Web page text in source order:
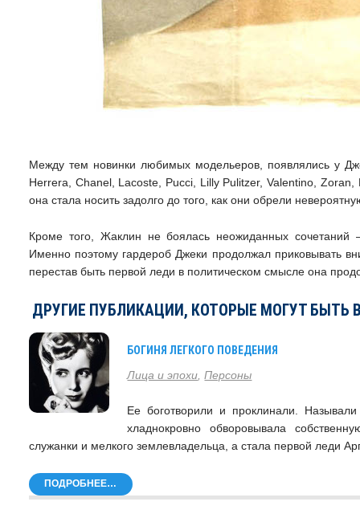
Между тем новинки любимых модельеров, появлялись у
Herrera, Chanel, Lacoste, Pucci, Lilly Pulitzer, Valentino,
она стала носить задолго до того, как они обрели
Кроме того, Жаклин не боялась неожиданных
Именно поэтому гардероб Джеки продолжал приковывать
перестав быть первой леди в политическом смысле она
ДРУГИЕ ПУБЛИКАЦИИ, КОТОРЫЕ МОГУТ БЫТЬ
БОГИНЯ ЛЕГКОГО ПОВЕДЕНИЯ
Лица и эпохи ,Персоны
Ее боготворили и проклинали.
хладнокровно обворовывала
служанки и мелкого землевладельца, а стала первой леди
ПОДРОБНЕЕ…